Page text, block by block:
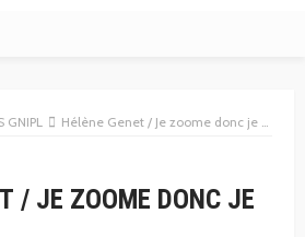
GNIPL Hélène Genet / Je zoome donc je suis /
/ JE ZOOME DONC JE